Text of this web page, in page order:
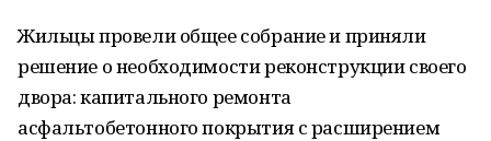
Жильцы провели общее собрание и приняли
решение о необходимости реконструкции своего
двора: капитального ремонта
асфальтобетонного покрытия с расширением